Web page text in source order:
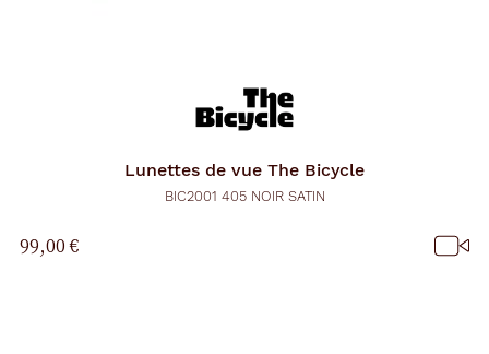
Lunettes de vue The Bicycle
BIC2001 405 NOIR SATIN
99,00 €